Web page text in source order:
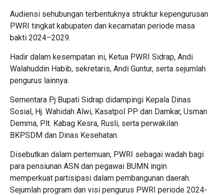
Audiensi sehubungan terbentuknya struktur kepengurusan
PWRI tingkat kabupaten dan kecamatan periode masa
bakti 2024–2029.
Hadir dalam kesempatan ini, Ketua PWRI Sidrap, Andi
Walahuddin Habib, sekretaris, Andi Guntur, serta sejumlah
pengurus lainnya.
Sementara Pj Bupati Sidrap didampingi Kepala Dinas
Sosial, Hj. Wahidah Alwi, Kasatpol PP dan Damkar, Usman
Demma, Plt. Kabag Kesra, Rusli, serta perwakilan
BKPSDM dan Dinas Kesehatan.
Disebutkan dalam pertemuan, PWRI sebagai wadah bagi
para pensiunan ASN dan pegawai BUMN ingin
memperkuat partisipasi dalam pembangunan daerah.
Sejumlah program dan visi pengurus PWRI periode 2024-